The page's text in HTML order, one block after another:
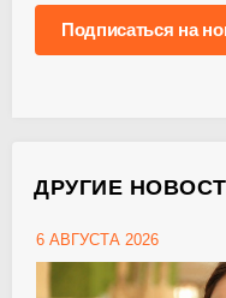
Подписаться на
ДРУГИЕ
6 АВГУСТА 2026